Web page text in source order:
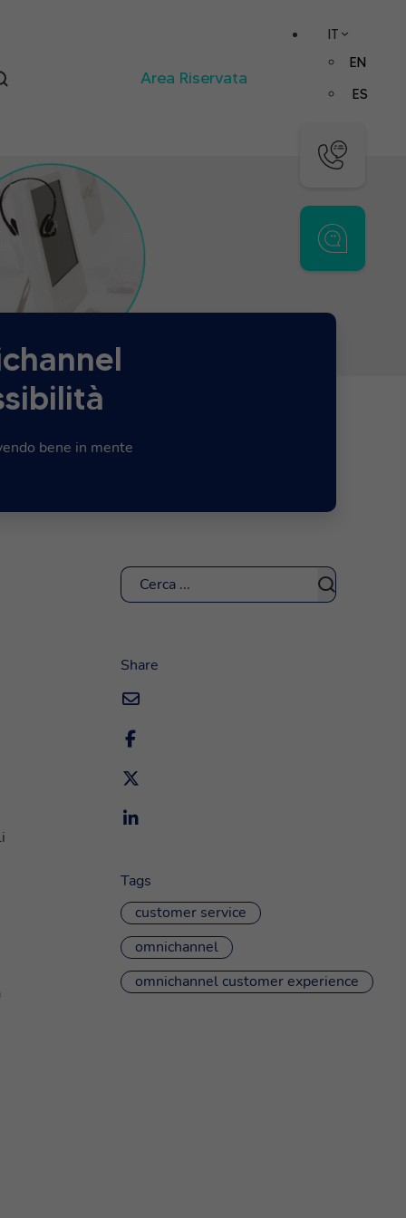
Area Riservata
IT
EN
ES
bene in mente
Cerca
Share
Tags
customer service
omnichannel
omnichannel customer experience